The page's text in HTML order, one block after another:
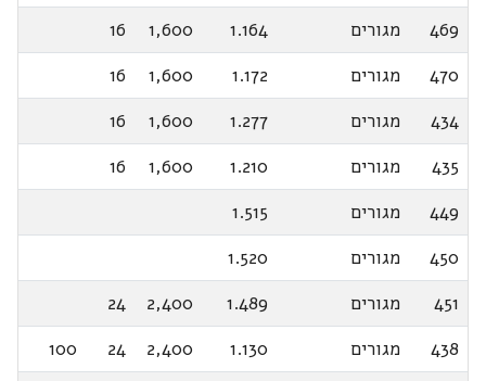
469
מגורים 1.164
1,600
16
470
מגורים 1.172
1,600
16
434
מגורים 1.277
1,600
16
435
מגורים 1.210
1,600
16
449
מגורים
1.515
450
מגורים
1.520
451
מגורים 1.489
2,400
24
438
מגורים 1.130
2,400
24
100